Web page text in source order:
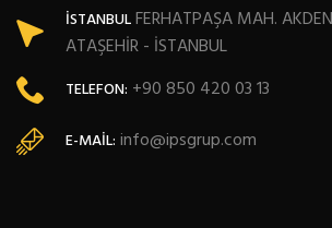
İSTANBULFERHATPAŞA MAH.
ATAŞEHİR - İSTANBUL
TELEFON: +90 850 420 03 13
E-MAIL: info@ipsgrup.com